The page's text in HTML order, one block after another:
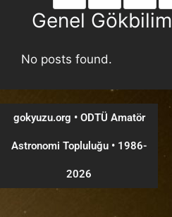
Genel Gökbilim
No posts found.
gokyuzu.org • ODTÜ Amatör
Astronomi Topluluğu •1986-
2026